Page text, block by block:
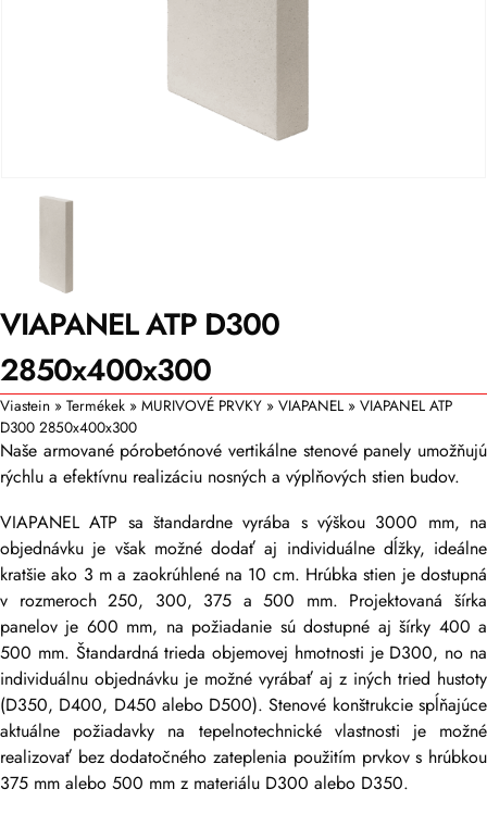
VIAPANEL ATP D300
2850x400x300
Viastein » Termékek » MURIVOVÉ PRVKY » VIAPANEL » VIAPANEL ATP
D300 2850x400x300
Naše armované pórobetónové vertikálne stenové panely umožňujú
rýchlu a efektívnu realizáciu nosných a výplňových stien budov.
VIAPANEL ATP sa štandardne vyrába s výškou 3000 mm, na
objednávku je však možné dodať aj individuálne dĺžky, ideálne
kratšie ako 3 m a zaokrúhlené na 10 cm. Hrúbka stien je dostupná
v rozmeroch 250, 300, 375 a 500 mm. Projektovaná šírka
panelov je 600 mm, na požiadanie sú dostupné aj šírky 400 a
500 mm. Štandardná trieda objemovej hmotnosti je D300, no na
individuálnu objednávku je možné vyrábať aj z iných tried hustoty
(D350, D400, D450 alebo D500). Stenové konštrukcie spĺňajúce
aktuálne požiadavky na tepelnotechnické vlastnosti je možné
realizovať bez dodatočného zateplenia použitím prvkov s hrúbkou
375 mm alebo 500 mm z materiálu D300 alebo D350.